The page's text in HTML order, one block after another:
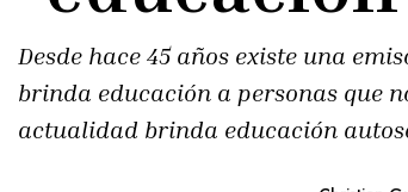
Desde hace 45 años existe una
brinda educación a personas que
actualidad brinda educación